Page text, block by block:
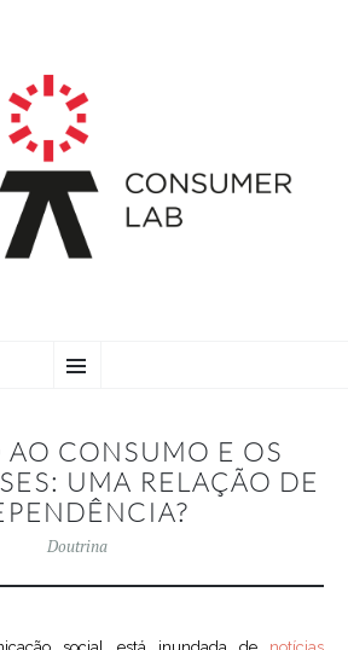
TO
AO CONSUMO E OS
UMA RELAÇÃO DE
Doutrina